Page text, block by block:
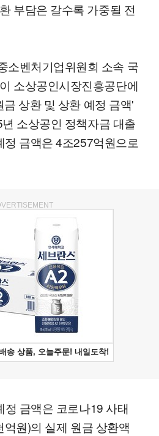
부담은 갈수록 가중될 전
소벤처기업위원회 소속 국
소상공인시장진흥공단에
상환 및 상환 예정 금액'
소상공인 정책자금 대출
정 금액은 4조257억원으로
금액은 코로나19 사태
원)의 실제 원금 상환액